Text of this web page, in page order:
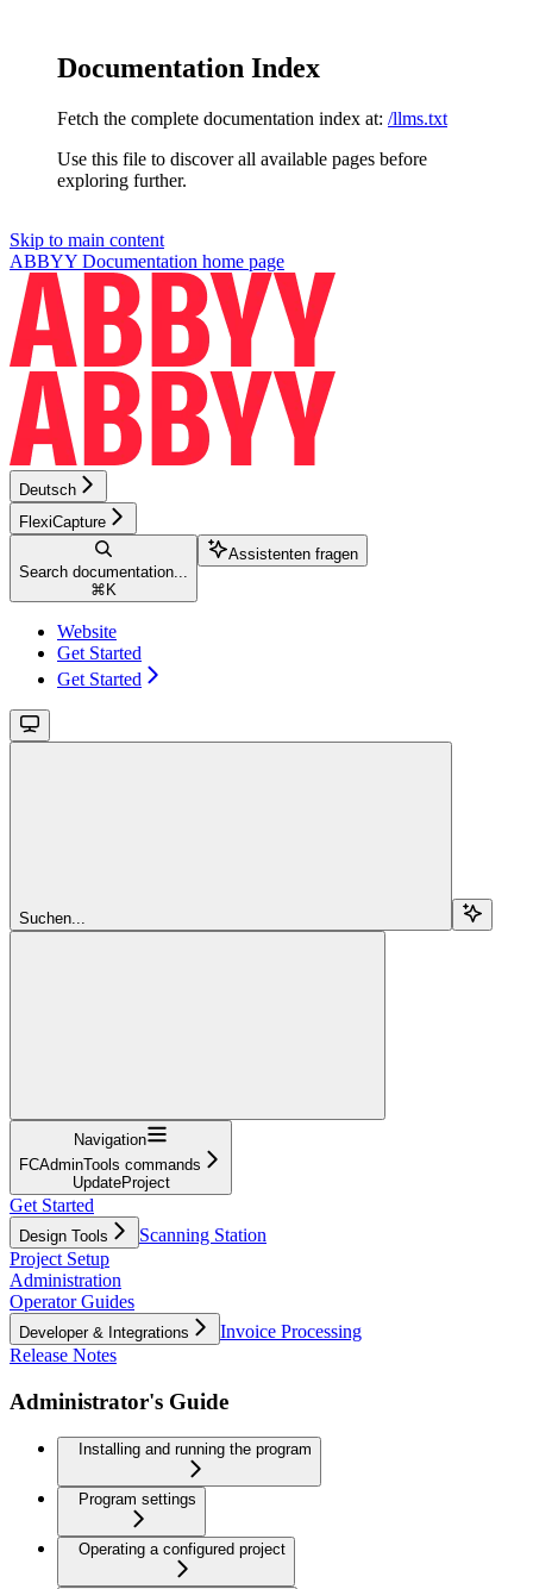
Documentation Index
Fetch the complete documentation index at: /llms.txt
Use this file to discover all available pages before
exploring further.
Skip to main content
ABBYY Documentation home page
Deutsch
FlexiCapture
Search documentation...
⌘ K
Assistenten fragen
Website
Get Started
Get Started
Suchen...
Navigation
FCAdminTools commands
UpdateProject
Get Started
Design Tools
Scanning Station
Project Setup
Administration
Operator Guides
Developer & Integrations
Invoice Processing
Release Notes
Administrator's Guide
Installing and running the program
Program settings
Operating a configured project